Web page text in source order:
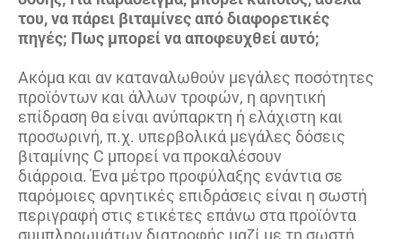
του, να πάρει βιταμίνες από διαφορετικές
πηγές; Πως μπορεί να αποφευχθεί αυτό;
Ακόμα και αν καταναλωθούν μεγάλες ποσότητες
προϊόντων και άλλων τροφών, η αρνητική
επίδραση θα είναι ανύπαρκτη ή ελάχιστη και
προσωρινή, π.χ. υπερβολικά μεγάλες δόσεις
βιταμίνης C μπορεί να προκαλέσουν
διάρροια. Ένα μέτρο προφύλαξης ενάντια σε
παρόμοιες αρνητικές επιδράσεις είναι η σωστή
περιγραφή στις ετικέτες επάνω στα προϊόντα
συμπληρωμάτων διατροφής μαζί με τη σωστή